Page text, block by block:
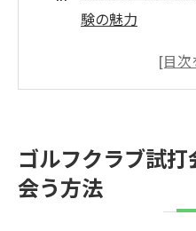
験の魅力
神奈川県のゴル
試打会で比較で
徴
フィッティング
ゴルフクラブ試
会う方法